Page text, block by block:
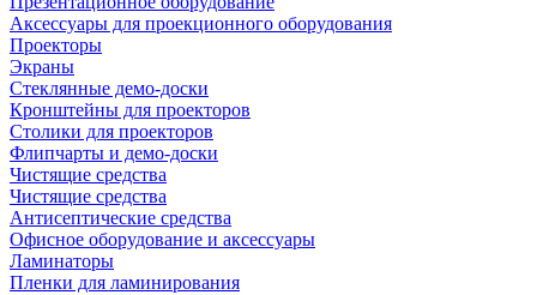
Аксессуары для проекционного оборудования
Проекторы
Экраны
Стеклянные демо-доски
Кронштейны для проекторов
Столики для проекторов
Флипчарты и демо-доски
Чистящие средства
Чистящие средства
Антисептические средства
Офисное оборудование и аксессуары
Ламинаторы
Пленки для ламинирования